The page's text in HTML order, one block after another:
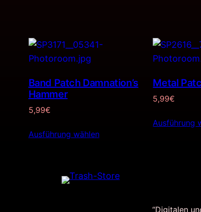
Band Patch Damnation’s
Hammer
5,99€
Ausführung wählen
Metal
5,99€
Ausführung
“Digitalen